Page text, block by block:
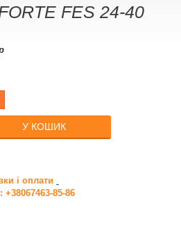
FES 24-40
У КОШИК
і оплати
85-86